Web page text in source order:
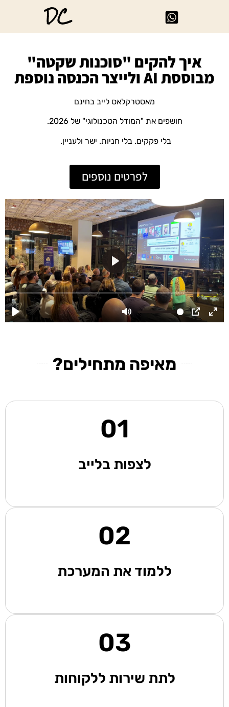
DC
איך להקים "סוכנות שקטה"
מבוססת AI ולייצר הכנסה נוספת
מאסטרקלאס לייב בחינם
חושפים את "המודל הטכנולוגי" של 2026.
בלי פקקים. בלי חניות. ישר ולעניין.
לפרטים נוספים
מאיפה מתחילים?
01
לצפות בלייב
02
ללמוד את המערכת
03
לתת שירות ללקוחות